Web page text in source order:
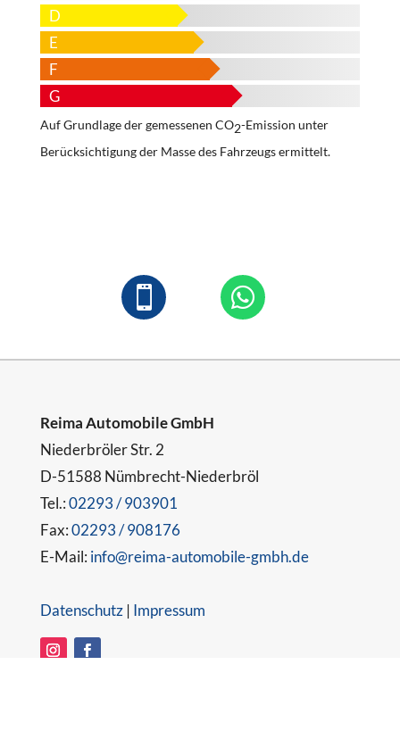
D
E
F
G
Auf Grundlage der gemessenen CO2-Emission unter
Berücksichtigung der Masse des Fahrzeugs ermittelt.
 
Reima Automobile GmbH
Niederbröler Str. 2
D-51588 Nümbrecht-Niederbröl
Tel.:02293 / 903901
Fax:02293 / 908176
E-Mail: info@reima-automobile-gmbh.de
Datenschutz| Impressum